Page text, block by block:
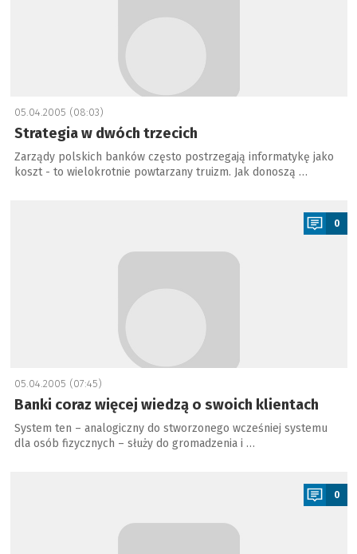
05.04.2005 (08:03)
Strategia w dwóch trzecich
Zarządy polskich banków często postrzegają informatykę jako
koszt - to wielokrotnie powtarzany truizm. Jak donoszą …
0
05.04.2005 (07:45)
Banki coraz więcej wiedzą o swoich klientach
System ten – analogiczny do stworzonego wcześniej systemu
dla osób fizycznych – służy do gromadzenia i …
0